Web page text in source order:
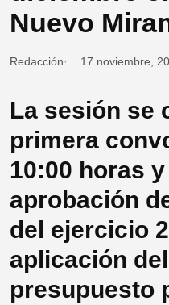
Nuevo
Redacción 17 noviembre,
La sesión se
primera
10:00 horas
aprobación
del ejercicio
aplicación
presupuesto